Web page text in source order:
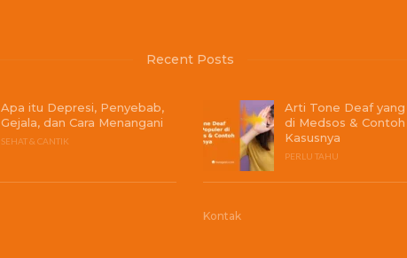
Recent Posts
Apa itu Depresi, Penyebab,
Gejala, dan Cara Menangani
SEHAT & CANTIK
Arti Tone Deaf
di Medsos & Contoh
Kasusnya
PERLU TAHU
Kontak